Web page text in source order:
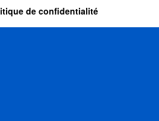
de confidentialité